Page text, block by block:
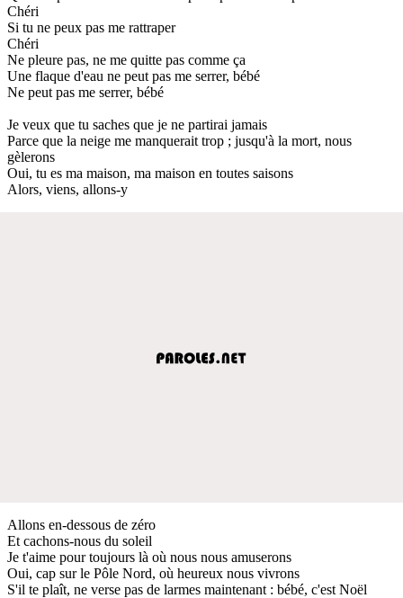
Chéri
Si tu ne peux pas me rattraper
Chéri
Ne pleure pas, ne me quitte pas comme ça
Une flaque d'eau ne peut pas me serrer, bébé
Ne peut pas me serrer, bébé
Je veux que tu saches que je ne partirai jamais
Parce que la neige me manquerait trop ; jusqu'à la mort, nous
gèlerons
Oui, tu es ma maison, ma maison en toutes saisons
Alors, viens, allons-y
Allons en-dessous de zéro
Et cachons-nous du soleil
Je t'aime pour toujours là où nous nous amuserons
Oui, cap sur le Pôle Nord, où heureux nous vivrons
S'il te plaît, ne verse pas de larmes maintenant : bébé, c'est Noël